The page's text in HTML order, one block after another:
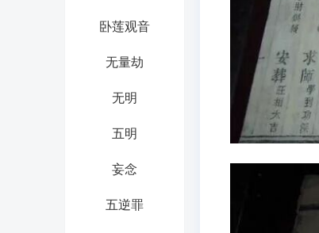
卧莲观音
无量劫
无明
五明
妄念
五逆罪